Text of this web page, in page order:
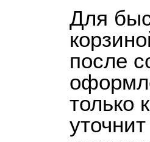
Для
после
только